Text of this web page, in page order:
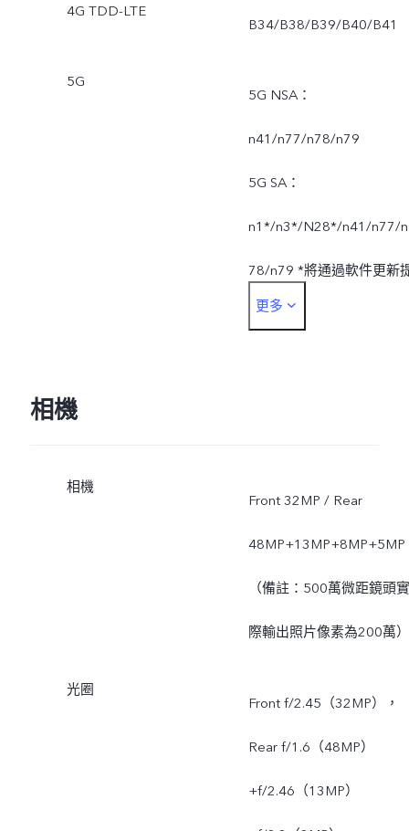
4G TDD-LTE
B34/B38/B39/B40/B41
5G
5G NSA：
n41/n77/n78/n79
5G SA：
n1*/n3*/N28*/n41/n77/n
78/n79 *將通過軟件更新
供。軟件將分段推出，時
更多
相機
相機
Front 32MP / Rear
48MP+13MP+8MP+5MP
（備註：500萬微距鏡頭實
際輸出照片像素為200萬）
光圈
Front f/2.45（32MP），
Rear f/1.6（48MP）
+f/2.46（13MP）